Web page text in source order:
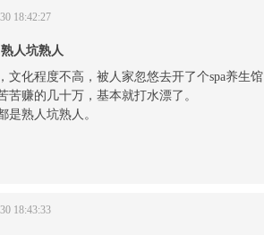
18:42:27
人坑熟人
文化程度不高，被人家忽悠去开了个spa养生馆
苦赚的几十万，基本就打水漂了。
是熟人坑熟人。
18:43:33